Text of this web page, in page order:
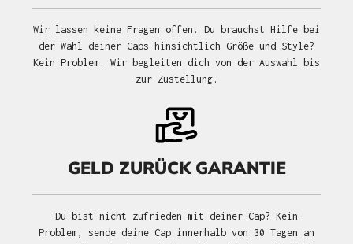
Wir lassen keine Fragen offen. Du brauchst Hilfe bei
der Wahl deiner Caps hinsichtlich Größe und Style?
Kein Problem. Wir begleiten dich von der Auswahl bis
zur Zustellung.
GELD ZURÜCK GARANTIE
Du bist nicht zufrieden mit deiner Cap? Kein
Problem, sende deine Cap innerhalb von 30 Tagen an